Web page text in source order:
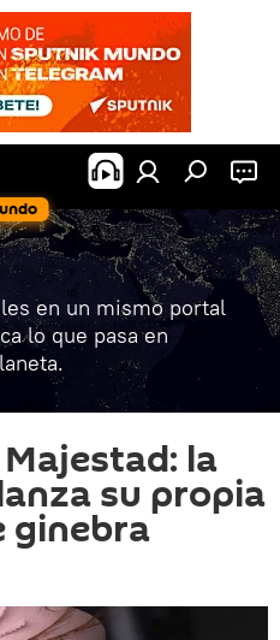
en un mismo portal
lo que pasa en
la
su propia
ginebra